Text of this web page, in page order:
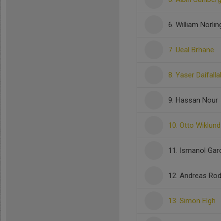
6. William
7. Ueal Brhane
8. Yaser
9. Hassan Nour
10. Otto Wiklund
11. Ismanol
12. Andreas
13. Simon Elgh